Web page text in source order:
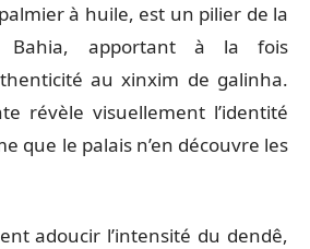
à huile, est un pilier de la
Bahia, apportant à la fois
au xinxim de galinha.
révèle visuellement l’identité
que le palais n’en découvre les
adoucir l’intensité du dendê,